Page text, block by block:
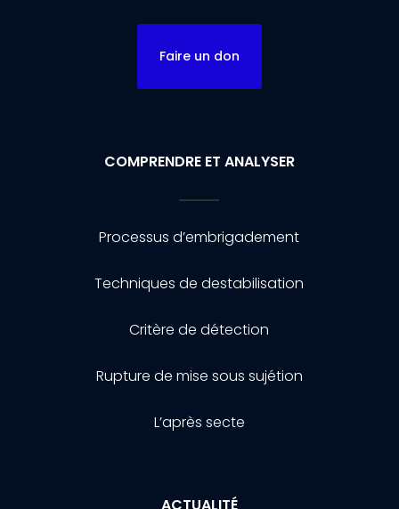
Faire un don
COMPRENDRE ET ANALYSER
Processus d’embrigadement
Techniques de destabilisation
Critère de détection
Rupture de mise sous sujétion
L’après secte